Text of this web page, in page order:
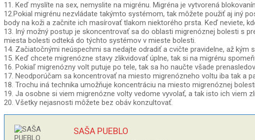
11. Keď myslíte na sex, nemyslite na migrénu. Migréna je vytvorená
12.Pokial migrénu nezvládate takýmto systémom, tak môžete použiť aj iný
body na koži a začnite ich masírovať tlakom niektorého prsta. Keď neviete,
13. Iný možný postup je skoncentrovať sa do oblasti migrenóznej bolesti s
miesta bolesti odteká do týchto systémov v mieste bolesti.
14. Začiatočnými neúspechmi sa nedajte odradiť a cvičte pravidelne, až
15. Keď chcete migrenózne stavy zlikvidovať úplne, tak si na migrénu
16. Pokiaľ migrenózny volt putuje po tele, tak sa ho naučte všade
17. Neodporúčam sa koncentrovať na miesto migrenózneho voltu iba tak a
18. Trochu iná technika umožňuje koncentráciu na miesto migrenóznej
19. Ja osobne si viem migrenózne volty vedome vyvolať, a tak isto ich viem
20. Všetky nejasnosti môžete bez obáv konzultovať.
SAŠA PUEBLO